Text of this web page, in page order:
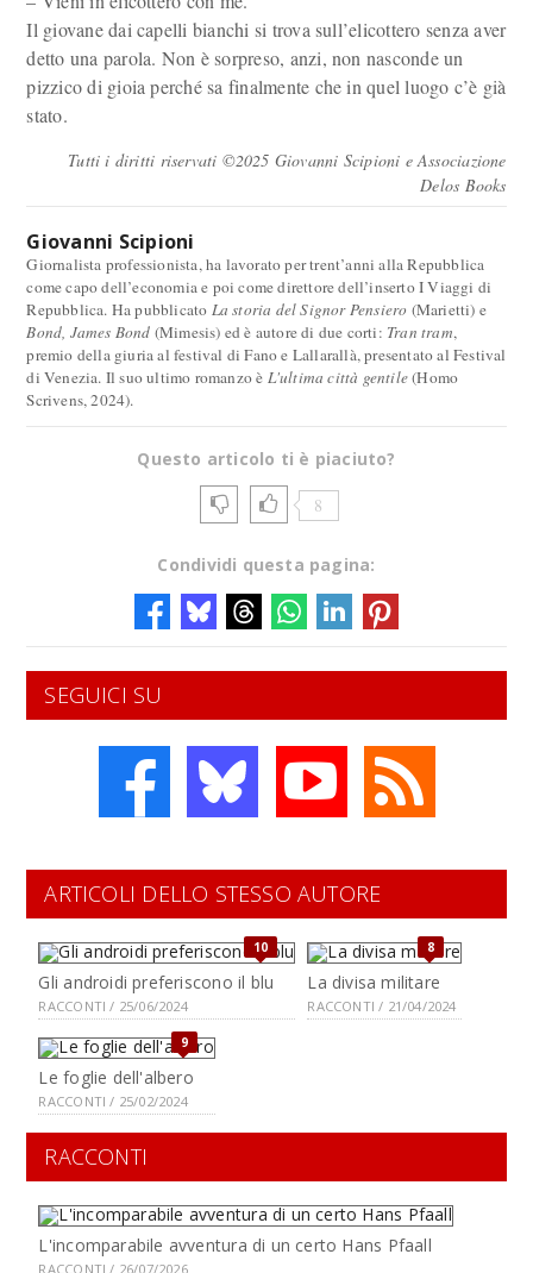
Il giovane dai capelli bianchi si trova sull’elicottero senza aver
detto una parola. Non è sorpreso, anzi, non nasconde un
pizzico di gioia perché sa finalmente che in quel luogo c’è già
stato.
Tutti i diritti riservati ©2025 Giovanni Scipioni e Associazione
Delos Books
Giovanni Scipioni
Giornalista professionista, ha lavorato per trent’anni alla Repubblica
come capo dell’economia e poi come direttore dell’inserto I Viaggi di
Repubblica. Ha pubblicato La storia del Signor Pensiero (Marietti) e
Bond, James Bond (Mimesis) ed è autore di due corti: Tran tram,
premio della giuria al festival di Fano e Lallarallà, presentato al Festival
di Venezia. Il suo ultimo romanzo è L'ultima città gentile(Homo
Scrivens, 2024).
Questo articolo ti è piaciuto?
8
Condividi questa pagina:
SEGUICI SU
ARTICOLI DELLO STESSO AUTORE
10
Gli androidi preferiscono il blu
RACCONTI / 25/06/2024
8
La divisa militare
RACCONTI / 21/04/2024
9
Le foglie dell'albero
RACCONTI / 25/02/2024
RACCONTI
L'incomparabile avventura di un certo Hans Pfaall
RACCONTI / 26/07/2026